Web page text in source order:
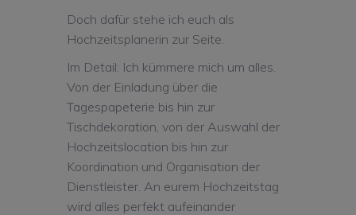
Doch dafür stehe ich euch als
Hochzeitsplanerin zur Seite.
Im Detail: Ich kümmere mich um alles.
Von der Einladung über die
Tagespapeterie bis hin zur
Tischdekoration, von der Auswahl der
Hochzeitslocation bis hin zur
Koordination und Organisation der
Dienstleister. An eurem Hochzeitstag
wird alles perfekt aufeinander